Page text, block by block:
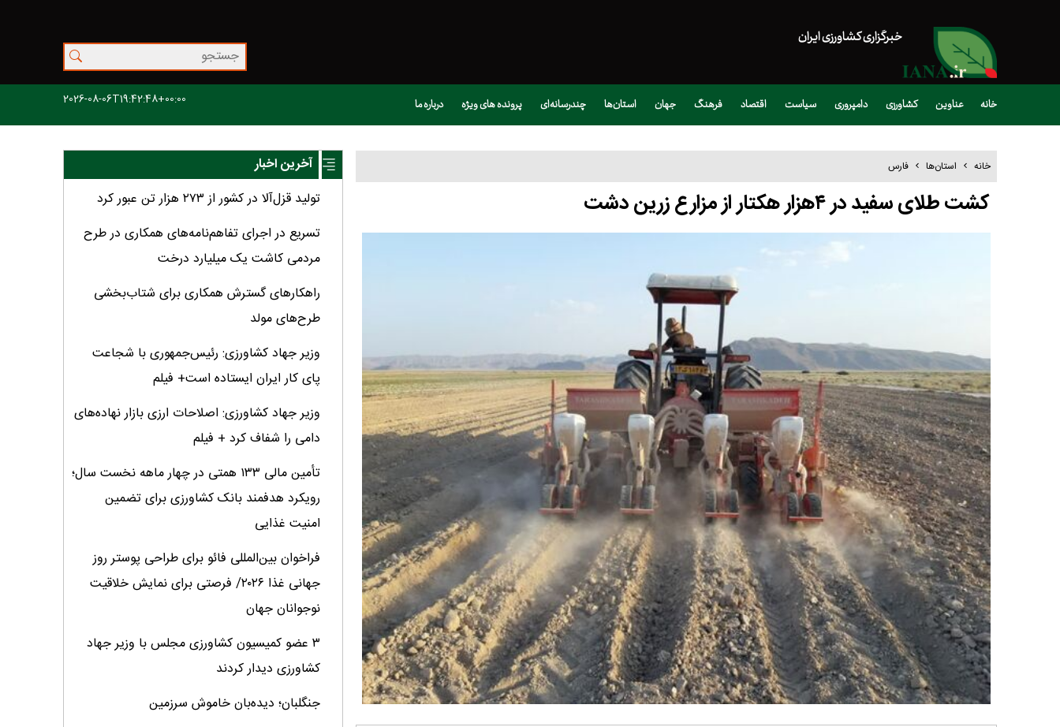
خبرگزاری کشاورزی ایران
خانه عناوین کشاورزی دامپروری سیاست اقتصاد فرهنگ جهان استان‌ها چندرسانه‌ای پرونده های ویژه درباره ما 2026-08-06T19:42:48+00:00
خانه استان‌ها فارس
کشت طلای سفید در ۴هزار هکتار از مزارع زرین دشت
آخرین اخبار
تولید قزل‌آلا در کشور از ۲۷۳ هزار تن عبور کرد
تسریع در اجرای تفاهم‌نامه‌های همکاری در طرح
مردمی کاشت یک میلیارد درخت
راهکارهای گسترش همکاری برای شتاب‌بخشی
طرح‌های مولد
وزیر جهاد کشاورزی: رئیس‌جمهوری با شجاعت
پای کار ایران ایستاده است+ فیلم
وزیر جهاد کشاورزی: اصلاحات ارزی بازار نهاده‌های
دامی را شفاف کرد + فیلم
تأمین مالی ۱۳۳ همتی در چهار ماهه نخست سال؛
رویکرد هدفمند بانک کشاورزی برای تضمین
امنیت غذایی
فراخوان بین‌المللی فائو برای طراحی پوستر روز
جهانی غذا ۲۰۲۶/ فرصتی برای نمایش خلاقیت
نوجوانان جهان
۳ عضو کمیسیون کشاورزی مجلس با وزیر جهاد
کشاورزی دیدار کردند
جنگلبان؛ دیده‌بان خاموش سرزمین